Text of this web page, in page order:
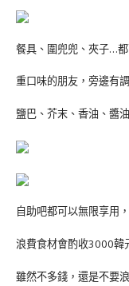
餐具、圍兜兜、夾子…
重口味的朋友，旁邊有
鹽巴、芥末、香油、醬
自助吧都可以無限享用
浪費食材會酌收3000韓
雖然不多錢，還是不要